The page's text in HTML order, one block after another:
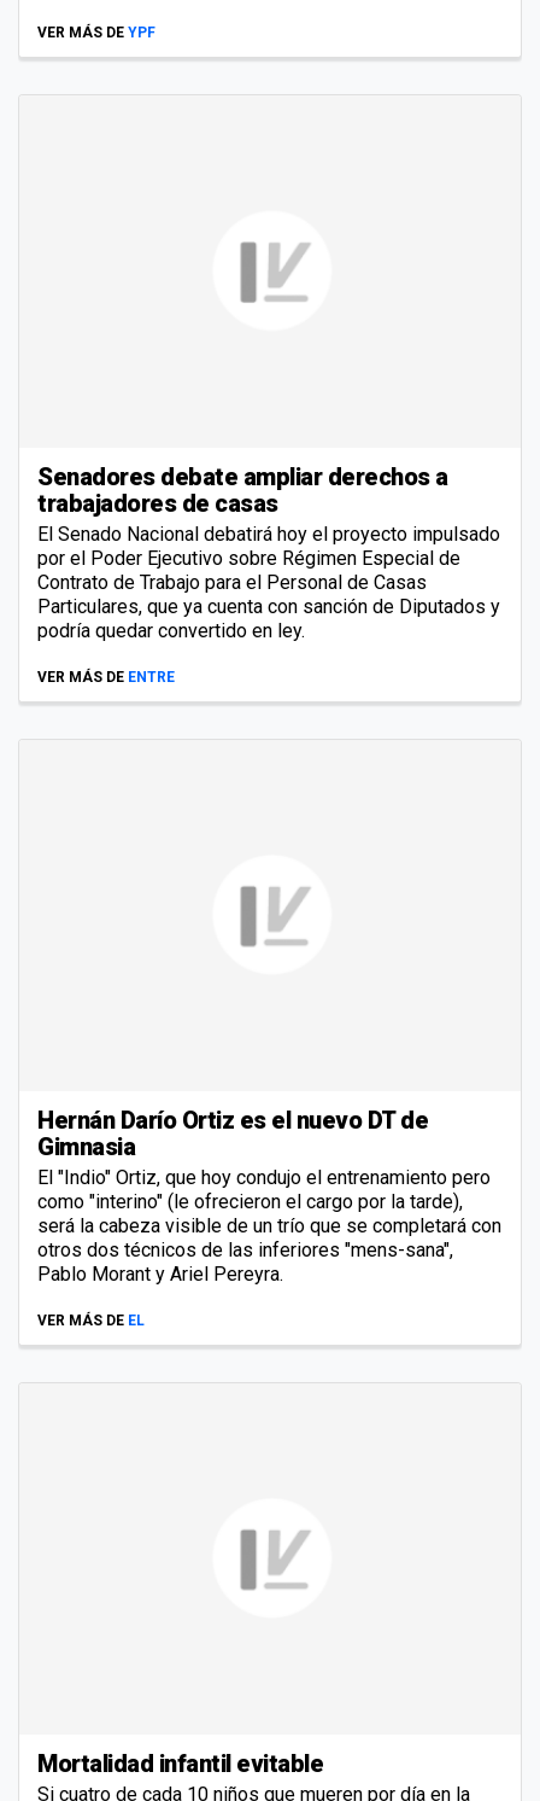
VER MÁS DE YPF
Senadores debate ampliar derechos a
trabajadores de casas
El Senado Nacional debatirá hoy el proyecto impulsado
por el Poder Ejecutivo sobre Régimen Especial de
Contrato de Trabajo para el Personal de Casas
Particulares, que ya cuenta con sanción de Diputados y
podría quedar convertido en ley.
VER MÁS DE ENTRE
Hernán Darío Ortiz es el nuevo DT de
Gimnasia
El "Indio" Ortiz, que hoy condujo el entrenamiento pero
como "interino" (le ofrecieron el cargo por la tarde),
será la cabeza visible de un trío que se completará con
otros dos técnicos de las inferiores "mens-sana",
Pablo Morant y Ariel Pereyra.
VER MÁS DE EL
Mortalidad infantil evitable
Si cuatro de cada 10 niños que mueren por día en la